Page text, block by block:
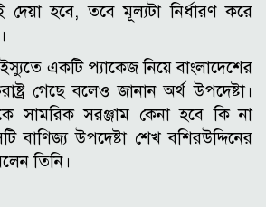
দেয়া হবে, তবে মূল্যটা নির্ধারণ করে
ইস্যুতে একটি প্যাকেজ নিয়ে বাংলাদেশের
গেছে বলেও জানান অর্থ উপদেষ্টা।
সামরিক সরঞ্জাম কেনা হবে কি না
বাণিজ্য উপদেষ্টা শেখ বশিরউদ্দিনের
তিনি।